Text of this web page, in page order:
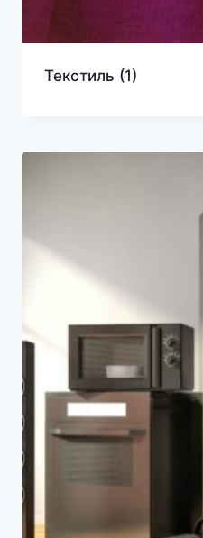
Текстиль (1)